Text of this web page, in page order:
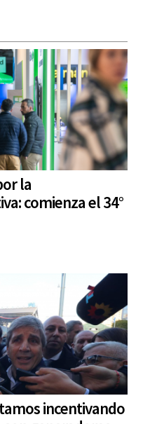
la
comienza el 34°
incentivando